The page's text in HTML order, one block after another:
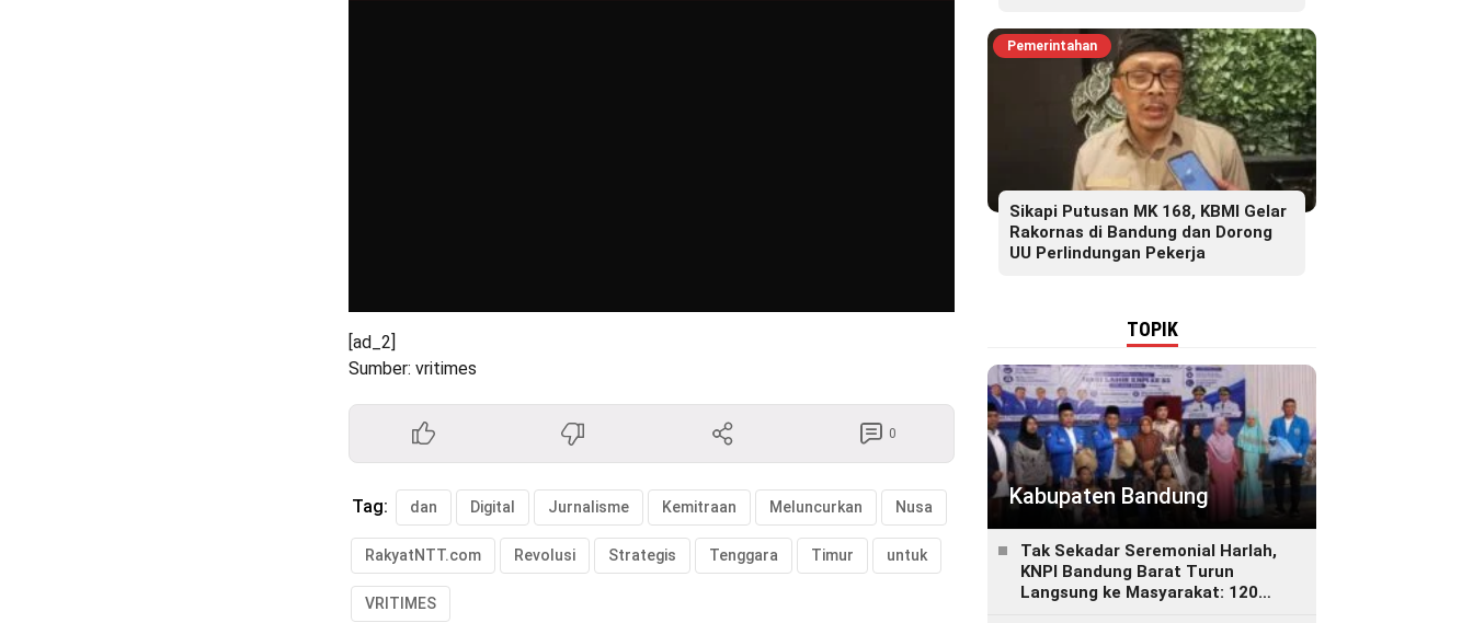
[ad_2]
Sumber: vritimes
0
Tag: dan Digital Jurnalisme Kemitraan Meluncurkan Nusa
RakyatNTT.com Revolusi Strategis Tenggara Timur untuk
VRITIMES
Pemerintahan
Sikapi Putusan MK 168, KBMI Gelar
Rakornas di Bandung dan Dorong
UU Perlindungan Pekerja
TOPIK
Kabupaten Bandung
Tak Sekadar Seremonial Harlah,
KNPI Bandung Barat Turun
Langsung ke Masyarakat: 120